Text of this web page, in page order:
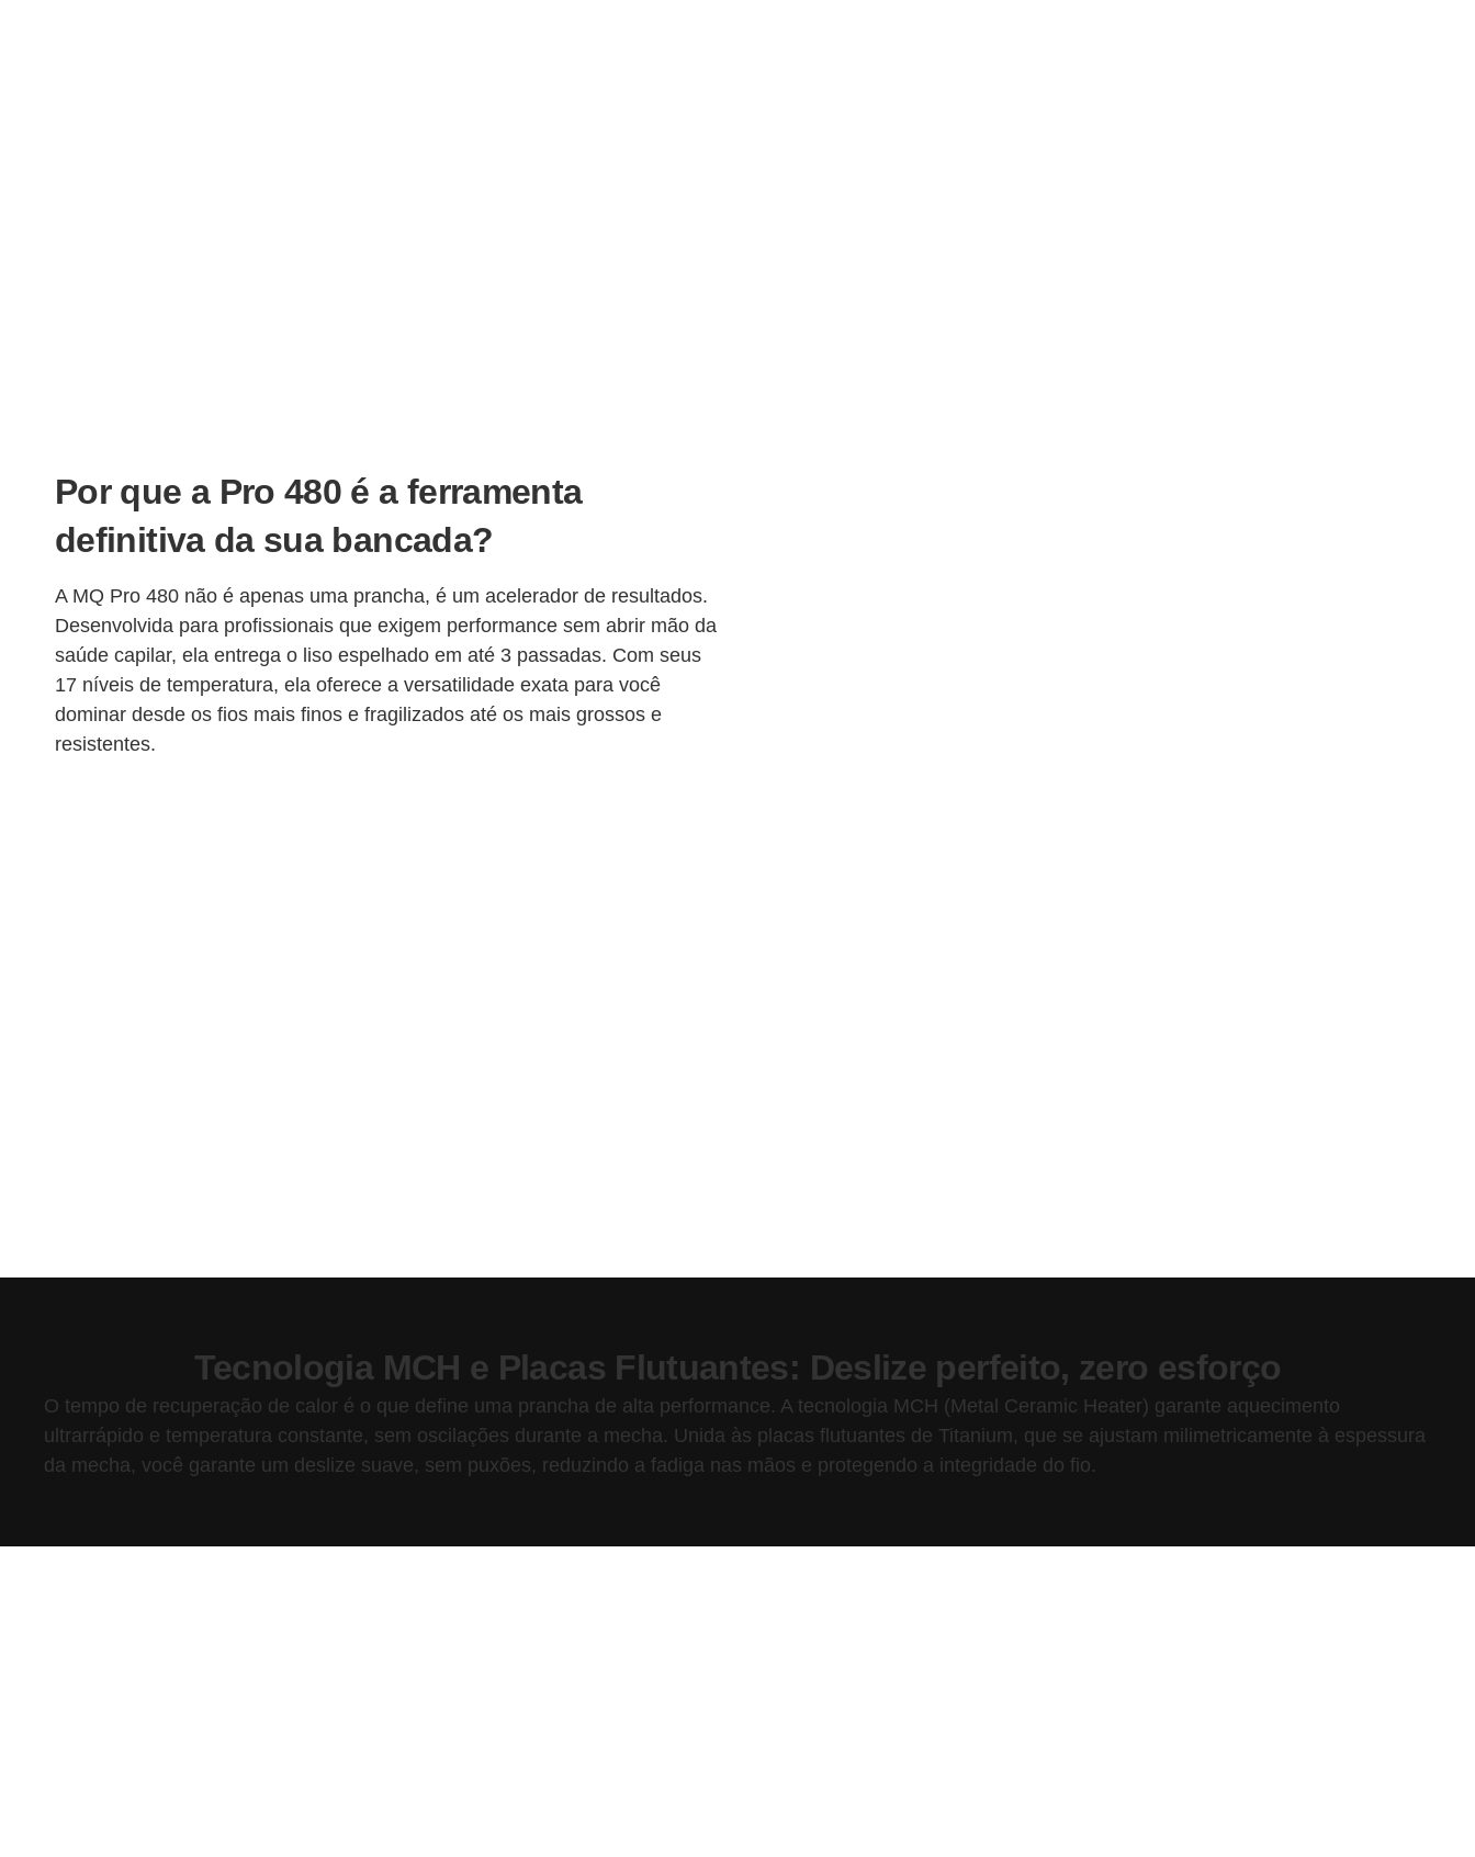
Por que a Pro 480 é a ferramenta
definitiva da sua bancada?
A MQ Pro 480 não é apenas uma prancha, é um acelerador de resultados.
Desenvolvida para profissionais que exigem performance sem abrir mão da
saúde capilar, ela entrega o liso espelhado em até 3 passadas. Com seus
17 níveis de temperatura, ela oferece a versatilidade exata para você
dominar desde os fios mais finos e fragilizados até os mais grossos e
resistentes.
Tecnologia MCH e Placas Flutuantes: Deslize perfeito, zero esforço
O tempo de recuperação de calor é o que define uma prancha de alta performance. A tecnologia MCH (Metal Ceramic Heater) garante aquecimento
ultrarrápido e temperatura constante, sem oscilações durante a mecha. Unida às placas flutuantes de Titanium, que se ajustam milimetricamente à espessura
da mecha, você garante um deslize suave, sem puxões, reduzindo a fadiga nas mãos e protegendo a integridade do fio.